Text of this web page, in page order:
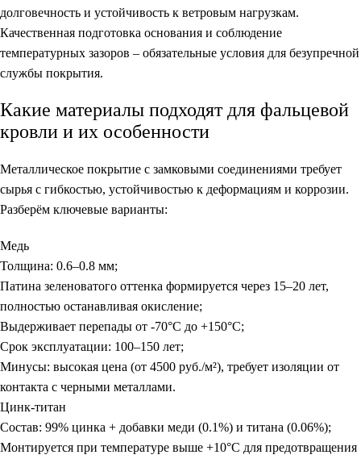
долговечность и устойчивость к ветровым нагрузкам.
Качественная подготовка основания и соблюдение
температурных зазоров – обязательные условия для безупречной
службы покрытия.
Какие материалы подходят для фальцевой
кровли и их особенности
Металлическое покрытие с замковыми соединениями требует
сырья с гибкостью, устойчивостью к деформациям и коррозии.
Разберём ключевые варианты:
Медь
Толщина: 0.6–0.8 мм;
Патина зеленоватого оттенка формируется через 15–20 лет,
полностью останавливая окисление;
Выдерживает перепады от -70°C до +150°C;
Срок эксплуатации: 100–150 лет;
Минусы: высокая цена (от 4500 руб./м²), требует изоляции от
контакта с черными металлами.
Цинк-титан
Состав: 99% цинка + добавки меди (0.1%) и титана (0.06%);
Монтируется при температуре выше +10°C для предотвращения